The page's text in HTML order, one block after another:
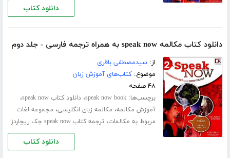
دانلود کتاب
دانلود کتاب مکالمه speak now به همراه ترجمه فارسی - جلد دوم
از:سیدمصطفی باقری
موضوع:کتاب‌های آموزش زبان
۴۸ صفحه
برچسب‌ها:speak now book،دانلود کتاب speak now ،
آموزش مکالمه، مکالمه زبان انگلیسی، مجموعه لغات
مربوط به مکالمات، ترجمه کتاب speak now جک ریچاردز
دانلود کتاب